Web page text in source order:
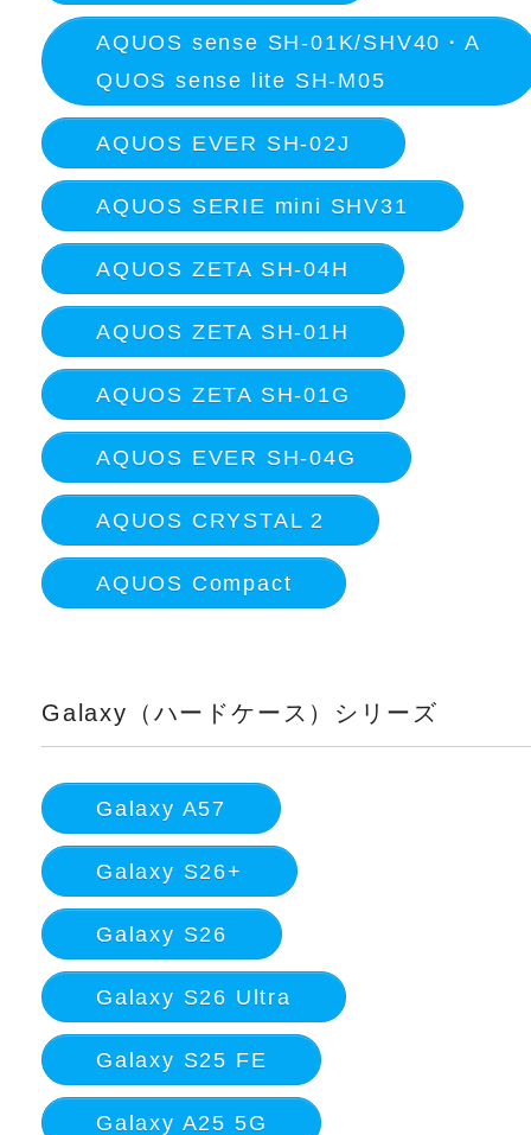
AQUOS sense SH-01K/SHV40・A
QUOS sense lite SH-M05
AQUOS EVER SH-02J
AQUOS SERIE mini SHV31
AQUOS ZETA SH-04H
AQUOS ZETA SH-01H
AQUOS ZETA SH-01G
AQUOS EVER SH-04G
AQUOS CRYSTAL 2
AQUOS Compact
Galaxy（ハードケース）シリーズ
Galaxy A57
Galaxy S26+
Galaxy S26
Galaxy S26 Ultra
Galaxy S25 FE
Galaxy A25 5G